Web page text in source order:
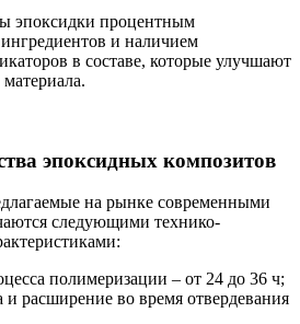
эпоксидки процентным
и наличием
в составе, которые улучшают
эпоксидных композитов
на рынке современными
следующими технико-
полимеризации – от 24 до 36 ч;
и расширение во время отвердевания